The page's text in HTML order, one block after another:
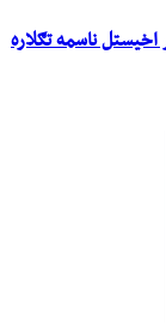
اخیستل ناسمه تګلاره